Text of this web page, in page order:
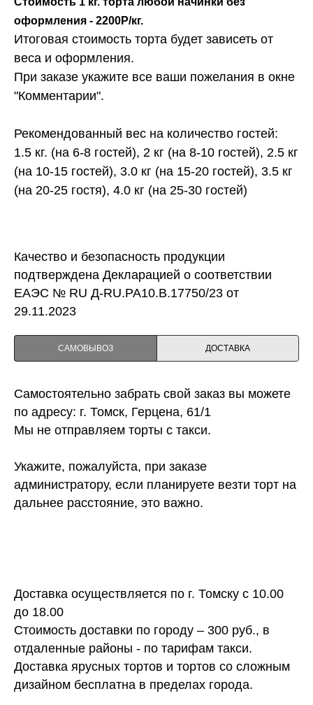
оформления - 2200Р/кг.
Итоговая стоимость торта будет зависеть от
веса и оформления.
При заказе укажите все ваши пожелания в окне
"Комментарии".
Рекомендованный вес на количество гостей:
1.5 кг. (на 6-8 гостей), 2 кг (на 8-10 гостей), 2.5 кг
(на 10-15 гостей), 3.0 кг (на 15-20 гостей), 3.5 кг
(на 20-25 гостя), 4.0 кг (на 25-30 гостей)
Качество и безопасность продукции
подтверждена Декларацией о соответствии
ЕАЭС № RU Д-RU.PA10.B.17750/23 от
29.11.2023
САМОВЫВОЗ ДОСТАВКА
Самостоятельно забрать свой заказ вы можете
по адресу: г. Томск, Герцена, 61/1
Мы не отправляем торты с такси.
Укажите, пожалуйста, при заказе
администратору, если планируете везти торт на
дальнее расстояние, это важно.
Доставка осуществляется по г. Томску с 10.00
до 18.00
Стоимость доставки по городу – 300 руб., в
отдаленные районы - по тарифам такси.
Доставка ярусных тортов и тортов со сложным
дизайном бесплатна в пределах города.